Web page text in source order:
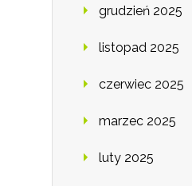
grudzień 2025
listopad 2025
czerwiec 2025
marzec 2025
luty 2025